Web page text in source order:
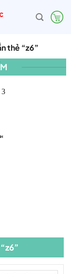
thẻ “z6”